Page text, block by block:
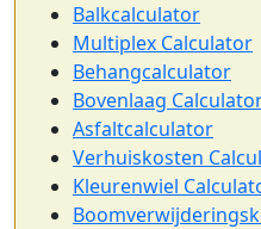
Balkcalculator
Multiplex Calculator
Behangcalculator
Bovenlaag
Asfaltcalculator
Verhuiskosten
Kleurenwiel